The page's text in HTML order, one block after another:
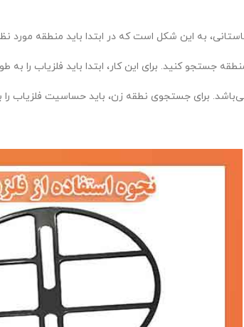
به این شکل است که در ابتدا باید منطقه مورد
جستجو کنید. برای این کار، ابتدا باید فلزیاب را به
برای جستجوی نطقه زن، باید حساسیت فلزیاب را